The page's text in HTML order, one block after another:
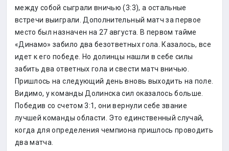
между собой сыграли вничью (3:3), а остальные
встречи выиграли. Дополнительный матч за первое
место был назначен на 27 августа. В первом тайме
«Динамо» забило два безответных гола. Казалось, все
идет к его победе. Но долинцы нашли в себе силы
забить два ответных гола и свести матч вничью.
Пришлось на следующий день вновь выходить на поле.
Видимо, у команды Долинска сил оказалось больше.
Победив со счетом 3:1, они вернули себе звание
лучшей команды области. Это единственный случай,
когда для определения чемпиона пришлось проводить
два матча.